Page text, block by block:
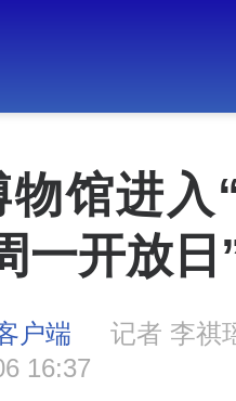
物馆进入
一开放日
户端
记者 李祺
16:37